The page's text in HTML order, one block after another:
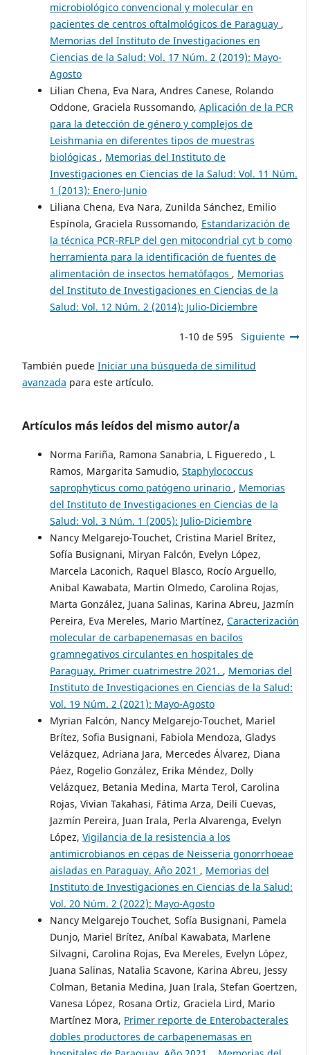
microbiológico convencional y molecular en
pacientes de centros oftalmológicos de Paraguay ,
Memorias del Instituto de Investigaciones en
Ciencias de la Salud: Vol. 17 Núm. 2 (2019): Mayo-
Agosto
Lilian Chena, Eva Nara, Andres Canese, Rolando
Oddone, Graciela Russomando, Aplicación de la PCR
para la detección de género y complejos de
Leishmania en diferentes tipos de muestras
biológicas , Memorias del Instituto de
Investigaciones en Ciencias de la Salud: Vol. 11 Núm.
1 (2013): Enero-Junio
Liliana Chena, Eva Nara, Zunilda Sánchez, Emilio
Espínola, Graciela Russomando, Estandarización de
la técnica PCR-RFLP del gen mitocondrial cyt b como
herramienta para la identificación de fuentes de
alimentación de insectos hematófagos , Memorias
del Instituto de Investigaciones en Ciencias de la
Salud: Vol. 12 Núm. 2 (2014): Julio-Diciembre
1-10 de 595 Siguiente
También puede Iniciar una búsqueda de similitud
avanzada para este artículo.
Artículos más leídos del mismo autor/a
Norma Fariña, Ramona Sanabria, L Figueredo , L
Ramos, Margarita Samudio, Staphylococcus
saprophyticus como patógeno urinario , Memorias
del Instituto de Investigaciones en Ciencias de la
Salud: Vol. 3 Núm. 1 (2005): Julio-Diciembre
Nancy Melgarejo-Touchet, Cristina Mariel Brítez,
Sofía Busignani, Miryan Falcón, Evelyn López,
Marcela Laconich, Raquel Blasco, Rocío Arguello,
Anibal Kawabata, Martin Olmedo, Carolina Rojas,
Marta González, Juana Salinas, Karina Abreu, Jazmín
Pereira, Eva Mereles, Mario Martínez, Caracterización
molecular de carbapenemasas en bacilos
gramnegativos circulantes en hospitales de
Paraguay. Primer cuatrimestre 2021. , Memorias del
Instituto de Investigaciones en Ciencias de la Salud:
Vol. 19 Núm. 2 (2021): Mayo-Agosto
Myrian Falcón, Nancy Melgarejo-Touchet, Mariel
Brítez, Sofia Busignani, Fabiola Mendoza, Gladys
Velázquez, Adriana Jara, Mercedes Álvarez, Diana
Páez, Rogelio González, Erika Méndez, Dolly
Velázquez, Betania Medina, Marta Terol, Carolina
Rojas, Vivian Takahasi, Fátima Arza, Deili Cuevas,
Jazmín Pereira, Juan Irala, Perla Alvarenga, Evelyn
López, Vigilancia de la resistencia a los
antimicrobianos en cepas de Neisseria gonorrhoeae
aisladas en Paraguay. Año 2021 , Memorias del
Instituto de Investigaciones en Ciencias de la Salud:
Vol. 20 Núm. 2 (2022): Mayo-Agosto
Nancy Melgarejo Touchet, Sofía Busignani, Pamela
Dunjo, Mariel Brítez, Aníbal Kawabata, Marlene
Silvagni, Carolina Rojas, Eva Mereles, Evelyn López,
Juana Salinas, Natalia Scavone, Karina Abreu, Jessy
Colman, Betania Medina, Juan Irala, Stefan Goertzen,
Vanesa López, Rosana Ortiz, Graciela Lird, Mario
Martínez Mora, Primer reporte de Enterobacterales
dobles productores de carbapenemasas en